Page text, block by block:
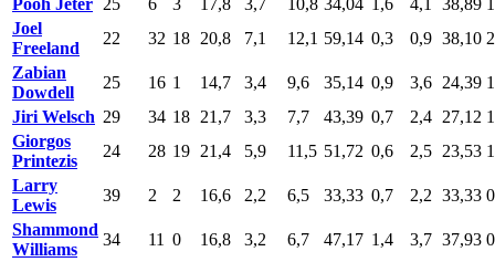
Joel
Freeland
22 32 18 20,8 7,1 12,1 59,14 0,3 0,9 38,10
Zabian
Dowdell
25 16 1 14,7 3,4 9,6 35,14 0,9 3,6 24,39
Jiri Welsch 29 34 18 21,7 3,3 7,7 43,39 0,7 2,4 27,12
Giorgos
Printezis
24 28 19 21,4 5,9 11,5 51,72 0,6 2,5 23,53
Larry
Lewis
39 2 2 16,6 2,2 6,5 33,33 0,7 2,2 33,33
Shammond
Williams
34 11 0 16,8 3,2 6,7 47,17 1,4 3,7 37,93